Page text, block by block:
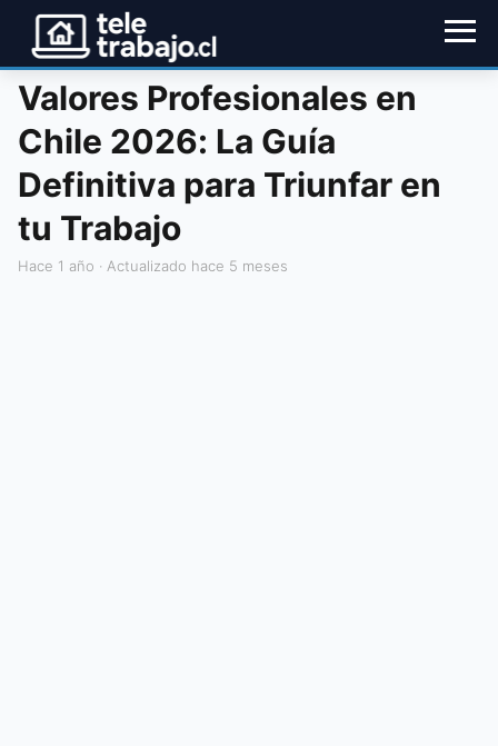
Valores Profesionales en
Chile 2026: La Guía
Definitiva para Triunfar en
tu Trabajo
hace 1 año · Actualizado hace 5 meses